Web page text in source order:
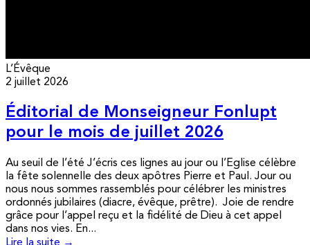
L’Évêque
2 juillet 2026
Éditorial de Monseigneur Fonlupt
pour le mois de juillet 2026
Au seuil de l’été J’écris ces lignes au jour ou l’Eglise célèbre
la fête solennelle des deux apôtres Pierre et Paul. Jour ou
nous nous sommes rassemblés pour célébrer les ministres
ordonnés jubilaires (diacre, évêque, prêtre). Joie de rendre
grâce pour l’appel reçu et la fidélité de Dieu à cet appel
dans nos vies. En...
Lire la suite →